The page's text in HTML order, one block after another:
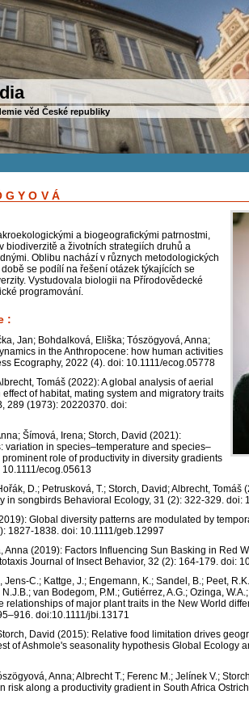
věd České republiky
a biogeografickými patrnostmi,
biodiverzitě a životních strategiích druhů a
Oblibu nachází v různych metodologických
se podílí na řešení otázek týkajících se
Vystudovala biologii na Přírodovědecké
programování.
Jan; Bohdalková, Eliška; Tószögyová, Anna;
in the Anthropocene: how human activities
Ecography, 2022 (4). doi: 10.1111/ecog.05778
Tomáš (2022): A global analysis of aerial
of habitat, mating system and migratory traits
289 (1973): 20220370. doi:
Šímová, Irena; Storch, David (2021):
variation in species–temperature and species–
role of productivity in diversity gradients
ecog.05613
D.; Petrusková, T.; Storch, David; Albrecht,
in songbirds Behavioral Ecology, 31 (2): 322-329. doi:
Global diversity patterns are modulated by
1827-1838. doi: 10.1111/geb.12997
Anna (2019): Factors Influencing Sun Basking in Red
Journal of Insect Behavior, 32 (2): 164-179. doi:
C.; Kattge, J.; Engemann, K.; Sandel, B.; Peet,
van Bodegom, P.M.; Gutiérrez, A.G.; Ozinga,
relationships of major plant traits in the New World
doi:10.1111/jbi.13171
David (2015): Relative food limitation drives
of Ashmole's seasonality hypothesis Global Ecology
Anna; Albrecht T.; Ferenc M.; Jelínek V.;
risk along a productivity gradient in South Africa